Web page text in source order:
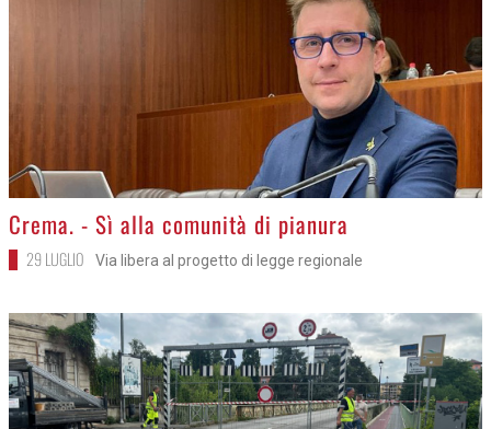
>
Crema. - Sì alla comunità di pianura
29 LUGLIO Via libera al progetto di legge regionale